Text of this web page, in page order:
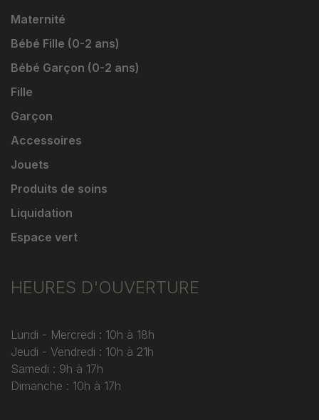
Maternité
Bébé Fille (0-2 ans)
Bébé Garçon (0-2 ans)
Fille
Garçon
Accessoires
Jouets
Produits de soins
Liquidation
Espace vert
HEURES D'OUVERTURE
Lundi - Mercredi : 10h à 18h
Jeudi - Vendredi : 10h à 21h
Samedi : 9h à 17h
Dimanche : 10h à 17h